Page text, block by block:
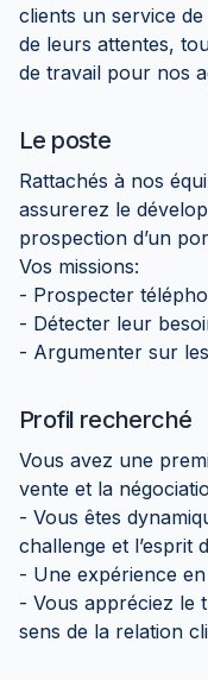
clients un service
de leurs attentes,
de travail pour nos
Le poste
Rattachés à nos
assurerez le
prospection d’un
Vos missions:
- Prospecter
- Détecter leur
- Argumenter sur
Profil recherché
Vous avez une
vente et la
- Vous êtes
challenge et l’esprit
- Une expérience
- Vous appréciez le
sens de la relation